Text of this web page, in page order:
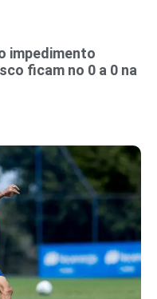
impedimento
ficam no 0 a 0 na